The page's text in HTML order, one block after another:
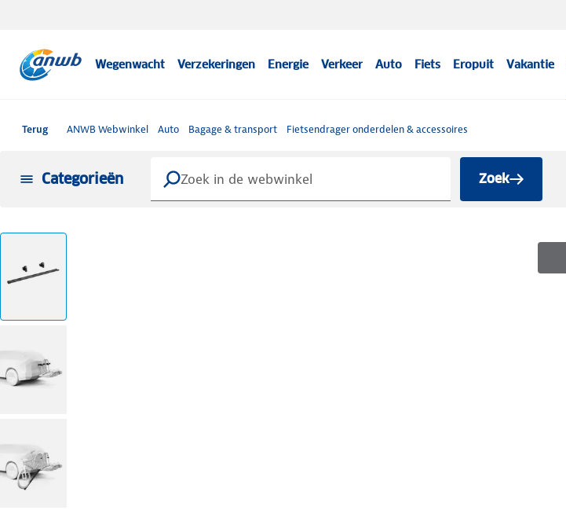
Wegenwacht Verzekeringen Energie Verkeer Auto Fiets Eropuit Vakantie
Terug ANWB Webwinkel Auto Bagage & transport Fietsendrager onderdelen & accessoires
Categorieën Zoek